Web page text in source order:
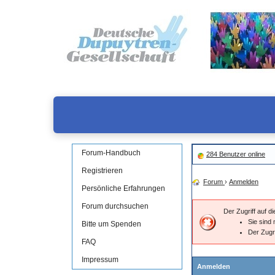
Forum-Handbuch
Registrieren
Persönliche Erfahrungen
Forum durchsuchen
Bitte um Spenden
FAQ
Impressum
284 Benutzer online
Forum › Anmelden
Der Zugriff auf
Sie sind
Der
Anmelden